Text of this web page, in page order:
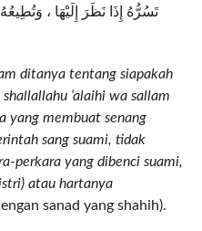
تَسُرُّهُ إِذَا نَظَرَ إِلَيْهَا ،
ditanya tentang siapakah
‘alaihi wa sallam
yang membuat senang
sang suami, tidak
perkara yang dibenci suami,
atau hartanya
sanad yang shahih).